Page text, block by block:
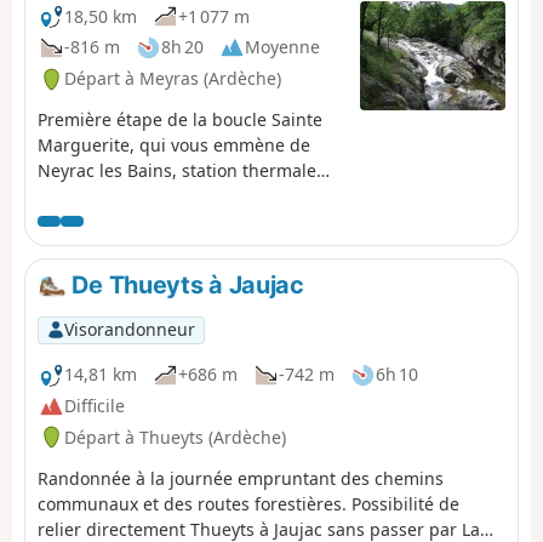
18,50 km
+1 077 m
-816 m
8h 20
Moyenne
Départ à Meyras (Ardèche)
Première étape de la boucle Sainte
Marguerite, qui vous emmène de
Neyrac les Bains, station thermale
petit village des Cévennes
Ardéchoises, à deux pas
d'Antraigues-sur-Volane. Des chênes
verts de basse altitude, vous
pénétrez au cœur des
châtaigneraies ! Des rives de
l'Ardèche, vous rejoignez trois de ses
affluents: la Fontolière, la Bourges et
enfin la Besorgues, coulant en fond
de vallée et au pied de villages
pittoresques. Randonnée très
ensoleillée.
De Thueyts à Jaujac
Visorandonneur
14,81 km
+686 m -742 m
6h 10
Difficile
Départ à Thueyts (Ardèche)
Randonnée à la journée empruntant des chemins
communaux et des routes forestières. Possibilité de
relier directement Thueyts à Jaujac sans passer par La